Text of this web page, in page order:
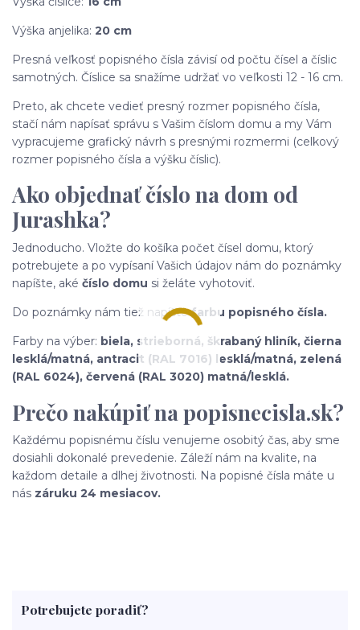
Výška anjelika: 20 cm
Presná veľkosť popisného čísla závisí od počtu čísel a číslic
samotných. Číslice sa snažíme udržať vo veľkosti 12 - 16 cm.
Preto, ak chcete vedieť presný rozmer popisného čísla,
stačí nám napísať správu s Vašim číslom domu a my Vám
vypracujeme grafický návrh s presnými rozmermi (celkový
rozmer popisného čísla a výšku číslic).
Ako objednať číslo na dom od
Jurashka?
Jednoducho. Vložte do košíka počet čísel domu, ktorý
potrebujete a po vypísaní Vašich údajov nám do poznámky
napíšte, aké číslo domu si želáte vyhotoviť.
Do poznámky nám tiež napíštefarbu popisného čísla.
Farby na výber: biela, strieborná, škrabaný hliník, čierna
lesklá/matná, antracit (RAL 7016) lesklá/matná, zelená
(RAL 6024), červená (RAL 3020) matná/lesklá.
Prečo nakúpiť na popisnecisla.sk?
Každému popisnému číslu venujeme osobitý čas, aby sme
dosiahli dokonalé prevedenie. Záleží nám na kvalite, na
každom detaile a dlhej životnosti. Na popisné čísla máte u
nás záruku 24 mesiacov.
Potrebujete poradiť?